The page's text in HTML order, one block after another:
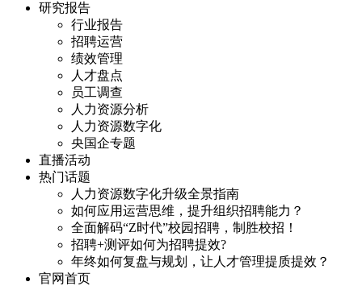
研究报告
行业报告
招聘运营
绩效管理
人才盘点
员工调查
人力资源分析
人力资源数字化
央国企专题
直播活动
热门话题
人力资源数字化升级全景指南
如何应用运营思维，提升组织招聘能力？
全面解码“Z时代”校园招聘，制胜校招！
招聘+测评如何为招聘提效?
年终如何复盘与规划，让人才管理提质提效？
官网首页